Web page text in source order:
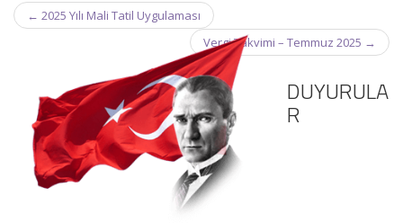
Post
navigation
← 2025 Yılı Mali Tatil Uygulaması
Vergi Takvimi – Temmuz 2025 →
DUYURULA
R